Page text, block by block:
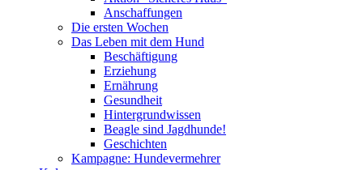
Anschaffungen
Die ersten Wochen
Das Leben mit dem Hund
Beschäftigung
Erziehung
Ernährung
Gesundheit
Hintergrundwissen
Beagle sind Jagdhunde!
Geschichten
Kampagne: Hundevermehrer